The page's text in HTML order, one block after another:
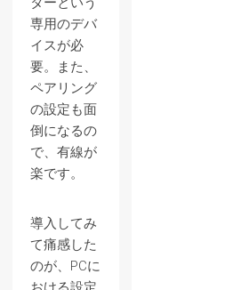
専用のデバ
イスが必
要。また、
ペアリング
の設定も面
倒になるの
で、有線が
楽です。
導入してみ
て痛感した
のが、PCに